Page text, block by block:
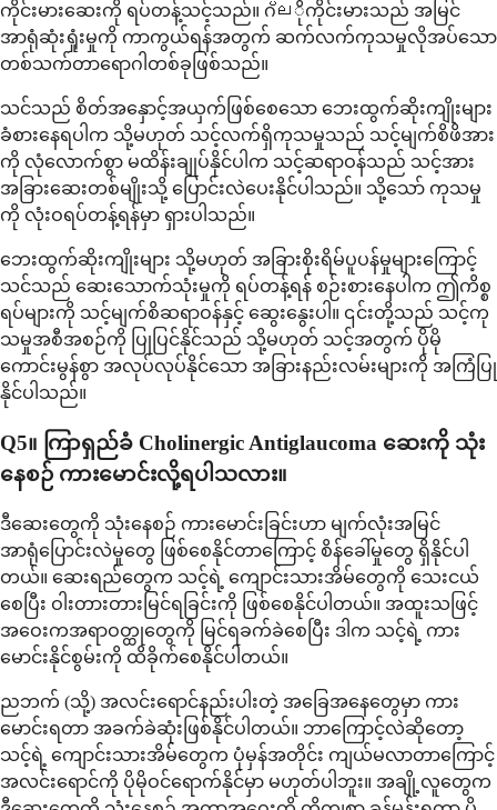
ကိုင်းမားဆေးကို ရပ်တန့်သင့်သည်။ ဂ്ലိုကိုင်းမားသည် အမြင်
အာရုံဆုံးရှုံးမှုကို ကာကွယ်ရန်အတွက် ဆက်လက်ကုသမှုလိုအပ်သော
တစ်သက်တာရောဂါတစ်ခုဖြစ်သည်။
သင်သည် စိတ်အနှောင့်အယှက်ဖြစ်စေသော ဘေးထွက်ဆိုးကျိုးများ
ခံစားနေရပါက သို့မဟုတ် သင့်လက်ရှိကုသမှုသည် သင့်မျက်စိဖိအား
ကို လုံလောက်စွာ မထိန်းချုပ်နိုင်ပါက သင့်ဆရာဝန်သည် သင့်အား
အခြားဆေးတစ်မျိုးသို့ ပြောင်းလဲပေးနိုင်ပါသည်။ သို့သော် ကုသမှု
ကို လုံးဝရပ်တန့်ရန်မှာ ရှားပါသည်။
ဘေးထွက်ဆိုးကျိုးများ သို့မဟုတ် အခြားစိုးရိမ်ပူပန်မှုများကြောင့်
သင်သည် ဆေးသောက်သုံးမှုကို ရပ်တန့်ရန် စဉ်းစားနေပါက ဤကိစ္စ
ရပ်များကို သင့်မျက်စိဆရာဝန်နှင့် ဆွေးနွေးပါ။ ၎င်းတို့သည် သင့်ကု
သမှုအစီအစဉ်ကို ပြုပြင်နိုင်သည် သို့မဟုတ် သင့်အတွက် ပိုမို
ကောင်းမွန်စွာ အလုပ်လုပ်နိုင်သော အခြားနည်းလမ်းများကို အကြံပြု
နိုင်ပါသည်။
Q5။ ကြာရှည်ခံ Cholinergic Antiglaucoma ဆေးကို သုံး
နေစဉ် ကားမောင်းလို့ရပါသလား။
ဒီဆေးတွေကို သုံးနေစဉ် ကားမောင်းခြင်းဟာ မျက်လုံးအမြင်
အာရုံပြောင်းလဲမှုတွေ ဖြစ်စေနိုင်တာကြောင့် စိန်ခေါ်မှုတွေ ရှိနိုင်ပါ
တယ်။ ဆေးရည်တွေက သင့်ရဲ့ ကျောင်းသားအိမ်တွေကို သေးငယ်
စေပြီး ဝါးတားတားမြင်ရခြင်းကို ဖြစ်စေနိုင်ပါတယ်။ အထူးသဖြင့်
အဝေးကအရာဝတ္ထုတွေကို မြင်ရခက်ခဲစေပြီး ဒါက သင့်ရဲ့ ကား
မောင်းနိုင်စွမ်းကို ထိခိုက်စေနိုင်ပါတယ်။
ညဘက် (သို့) အလင်းရောင်နည်းပါးတဲ့ အခြေအနေတွေမှာ ကား
မောင်းရတာ အခက်ခဲဆုံးဖြစ်နိုင်ပါတယ်။ ဘာကြောင့်လဲဆိုတော့
သင့်ရဲ့ ကျောင်းသားအိမ်တွေက ပုံမှန်အတိုင်း ကျယ်မလာတာကြောင့်
အလင်းရောင်ကို ပိုမိုဝင်ရောက်နိုင်မှာ မဟုတ်ပါဘူး။ အချို့လူတွေက